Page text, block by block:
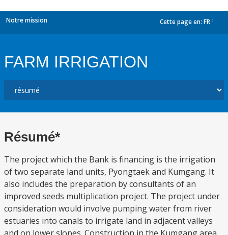
Notre mission Cette page en: FR
FARM IRRIGATION
Résumé*
The project which the Bank is financing is the irrigation
of two separate land units, Pyongtaek and Kumgang. It
also includes the preparation by consultants of an
improved seeds multiplication project. The project under
consideration would involve pumping water from river
estuaries into canals to irrigate land in adjacent valleys